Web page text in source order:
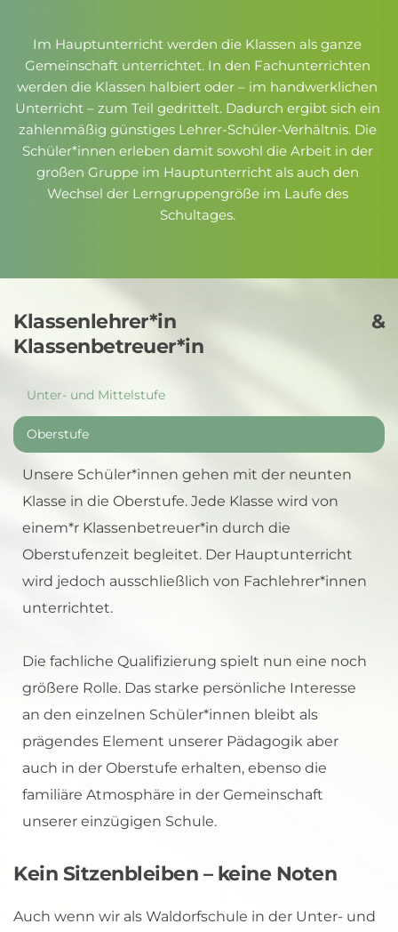
Im Hauptunterricht werden die Klassen als ganze
Gemeinschaft unterrichtet. In den Fachunterrichten
werden die Klassen halbiert oder – im handwerklichen
Unterricht – zum Teil gedrittelt. Dadurch ergibt sich ein
zahlenmäßig günstiges Lehrer-Schüler-Verhältnis. Die
Schüler*innen erleben damit sowohl die Arbeit in der
großen Gruppe im Hauptunterricht als auch den
Wechsel der Lerngruppengröße im Laufe des
Schultages.
Klassenlehrer*in &
Klassenbetreuer*in
Unter- und Mittelstufe
Oberstufe
Unsere Schüler*innen gehen mit der neunten
Klasse in die Oberstufe. Jede Klasse wird von
einem*r Klassenbetreuer*in durch die
Oberstufenzeit begleitet. Der Hauptunterricht
wird jedoch ausschließlich von Fachlehrer*innen
unterrichtet.
Die fachliche Qualifizierung spielt nun eine noch
größere Rolle. Das starke persönliche Interesse
an den einzelnen Schüler*innen bleibt als
prägendes Element unserer Pädagogik aber
auch in der Oberstufe erhalten, ebenso die
familiäre Atmosphäre in der Gemeinschaft
unserer einzügigen Schule.
Kein Sitzenbleiben – keine Noten
Auch wenn wir als Waldorfschule in der Unter- und